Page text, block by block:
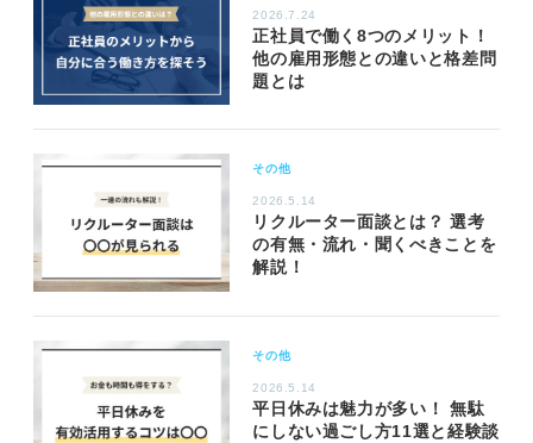
2026.7.24
正社員で働く8つのメリット！
他の雇用形態との違いと格差問
題とは
その他
2026.5.14
リクルーター面談とは？ 選考
の有無・流れ・聞くべきことを
解説！
その他
2026.5.14
平日休みは魅力が多い！ 無駄
にしない過ごし方11選と経験談